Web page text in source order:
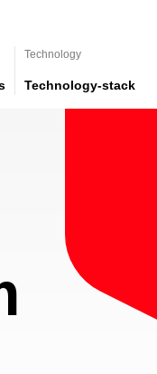
Technology
Technology-stack